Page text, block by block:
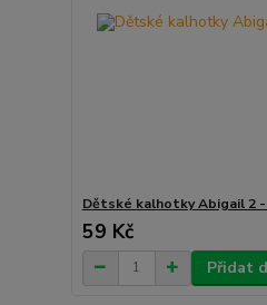
Dětské kalhotky Abigail 2
59 Kč
Přidat